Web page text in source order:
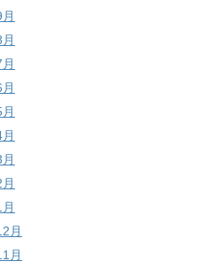
月
月